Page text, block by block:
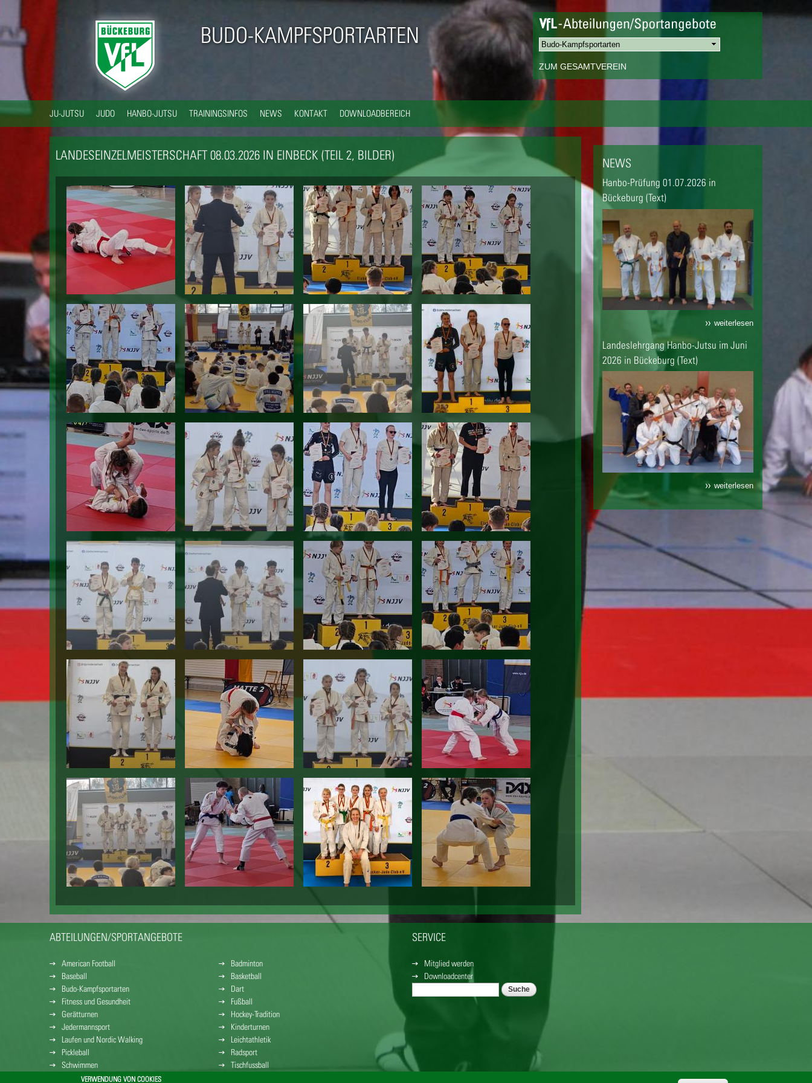
Direkt
Inhalt
BUDO-KAMPFSPORTARTEN
ZUM GESAMTVEREIN
JU-JUTSU JUDO HANBO-JUTSU TRAININGSINFOS NEWS KONTAKT DOWNLOADBEREICH
LANDESEINZELMEISTERSCHAFT 08.03.2026 IN EINBECK (TEIL 2, BILDER)
NEWS
Hanbo-Prüfung 01.07.2026 in
Bückeburg (Text)
weiterlesen
Landeslehrgang Hanbo-Jutsu im Juni
2026 in Bückeburg (Text)
weiterlesen
ABTEILUNGEN/SPORTANGEBOTE
American Football
Baseball
Budo-Kampfsportarten
Fitness und Gesundheit
Gerätturnen
Jedermannsport
Laufen und Nordic Walking
Pickleball
Schwimmen
Volleyball
Badminton
Basketball
Dart
Fußball
Hockey-Tradition
Kinderturnen
Leichtathletik
Radsport
Tischfussball
SERVICE
Mitglied werden
Downloadcenter
VERWENDUNG VON COOKIES